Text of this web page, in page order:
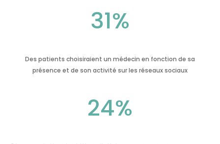
31%
Des patients choisiraient un médecin en fonction de sa
présence et de son activité sur les réseaux sociaux
24%